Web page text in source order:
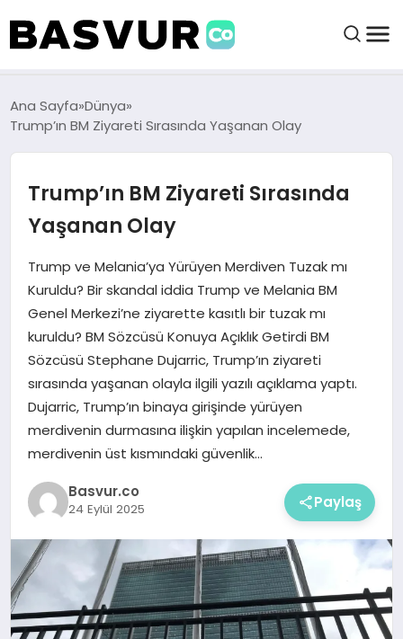
BAŞVURULAR
BAYILIKLER
İŞ FIKIRLERI
KRIPTO HABER
Ana Sayfa Dünya
Trump’ın BM Ziyareti Sırasında Yaşanan Olay
Trump’ın BM Ziyareti Sırasında
Yaşanan Olay
Trump ve Melania’ya Yürüyen Merdiven Tuzak mı
Kuruldu? Bir skandal iddia Trump ve Melania BM
Genel Merkezi’ne ziyarette kasıtlı bir tuzak mı
kuruldu? BM Sözcüsü Konuya Açıklık Getirdi BM
Sözcüsü Stephane Dujarric, Trump’ın ziyareti
sırasında yaşanan olayla ilgili yazılı açıklama yaptı.
Dujarric, Trump’ın binaya girişinde yürüyen
merdivenin durmasına ilişkin yapılan incelemede,
merdivenin üst kısmındaki güvenlik…
Basvur.co
24 Eylül 2025 Paylaş